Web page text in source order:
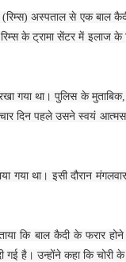
(रिम्स) अस्पताल से एक
के ट्रामा सेंटर में इलाज के
गया था। पुलिस के
दिन पहले उसने स्वयं
गया था। इसी दौरान
कि बाल कैदी के फरार
उन्होंने कहा कि चोरी के